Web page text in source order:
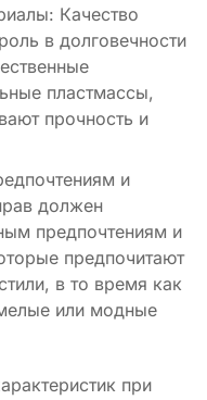
Качество
в долговечности
пластмассы,
прочность и
и
должен
предпочтениям и
предпочитают
в то время как
или модные
при